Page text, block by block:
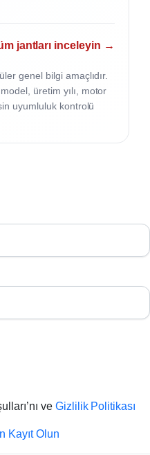
jantları inceleyin →
genel bilgi amaçlıdır.
üretim yılı, motor
uyumluluk kontrolü
ve Gizlilik Politikası
Kayıt Olun